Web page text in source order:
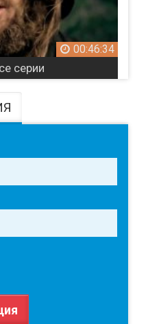
00:46:34
серии